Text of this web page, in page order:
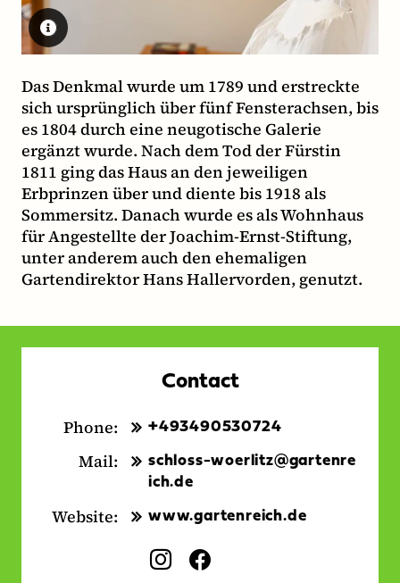
Das Denkmal wurde um 1789 und erstreckte
sich ursprünglich über fünf Fensterachsen, bis
es 1804 durch eine neugotische Galerie
ergänzt wurde. Nach dem Tod der Fürstin
1811 ging das Haus an den jeweiligen
Erbprinzen über und diente bis 1918 als
Sommersitz. Danach wurde es als Wohnhaus
für Angestellte der Joachim-Ernst-Stiftung,
unter anderem auch den ehemaligen
Gartendirektor Hans Hallervorden, genutzt.
Contact
Phone: +493490530724
Mail:
schloss-woerlitz@gartenre
ich.de
Website: www.gartenreich.de
Social
Media:
I
F